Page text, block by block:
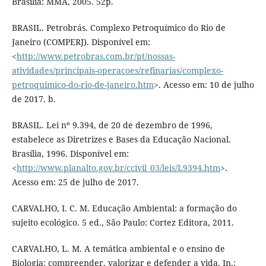
BRASIL. Petrobrás. Complexo Petroquímico do Rio de
Janeiro (COMPERJ). Disponível em:
<http://www.petrobras.com.br/pt/nossas-
atividades/principais-operacoes/refinarias/complexo-
petroquimico-do-rio-de-janeiro.htm>. Acesso em: 10 de julho
de 2017. b.
BRASIL. Lei nº 9.394, de 20 de dezembro de 1996,
estabelece as Diretrizes e Bases da Educação Nacional.
Brasília, 1996. Disponível em:
<http://www.planalto.gov.br/ccivil_03/leis/L9394.htm>.
Acesso em: 25 de julho de 2017.
CARVALHO, I. C. M. Educação Ambiental: a formação do
sujeito ecológico. 5 ed., São Paulo: Cortez Editora, 2011.
CARVALHO, L. M. A temática ambiental e o ensino de
Biologia: compreender, valorizar e defender a vida. In.: